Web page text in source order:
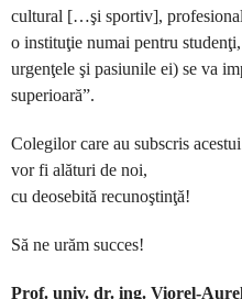
cultural […şi sportiv],
o instituţie numai pentru
urgenţele şi pasiunile ei) se va
superioară”.
Colegilor care au subscris
vor fi alături de noi,
cu deosebită recunoştinţă!
Să ne urăm succes!
Prof. univ. dr. ing. Viorel-